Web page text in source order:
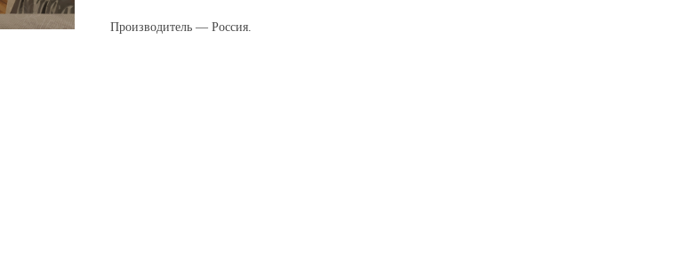
Производитель — Россия.